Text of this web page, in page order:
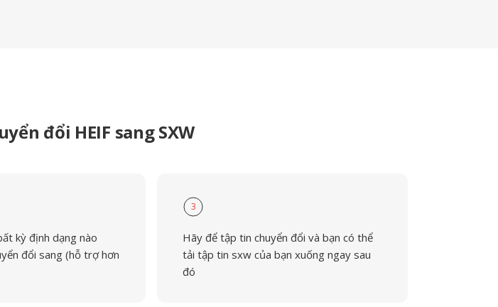
đổi HEIF sang SXW
kỳ định dạng nào
đổi sang (hỗ trợ hơn
3
Hãy để tập tin chuyển đổi và bạn có thể
tải tập tin sxw của bạn xuống ngay sau
đó